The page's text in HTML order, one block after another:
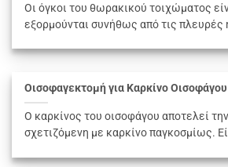
Οι όγκοι του θωρακικού τοιχώματος
εξορμούνται συνήθως από τις πλευρές
Οισοφαγεκτομή για Καρκίνο Οισοφάγου
Ο καρκίνος του οισοφάγου αποτελεί
σχετιζόμενη με καρκίνο παγκοσμίως.